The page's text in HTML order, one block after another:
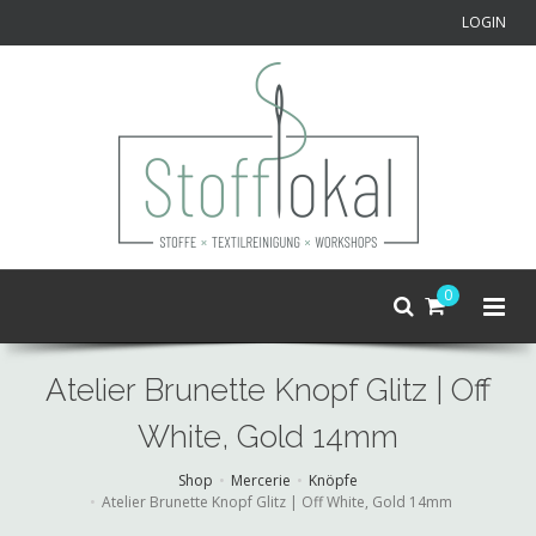
LOGIN
0
Atelier Brunette Knopf Glitz | Off
White, Gold 14mm
Shop Mercerie
Knöpfe
Atelier Brunette Knopf Glitz | Off White, Gold 14mm